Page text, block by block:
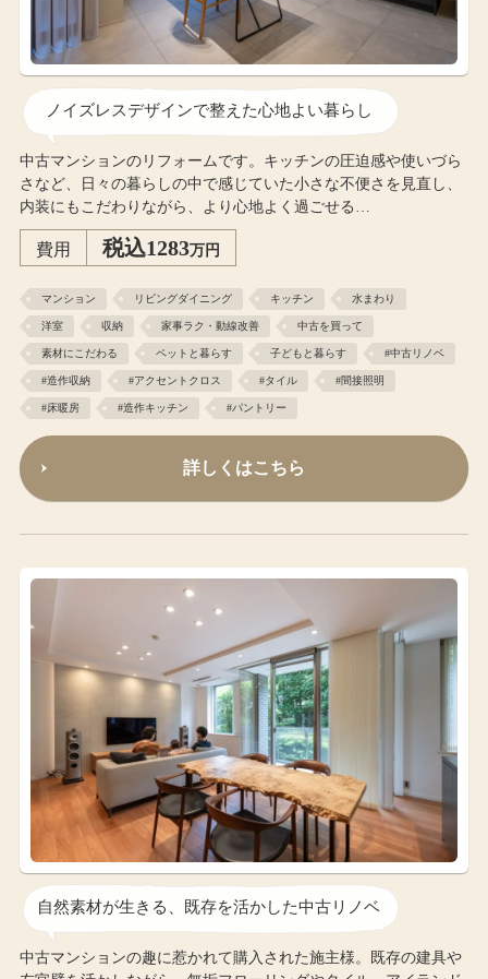
ノイズレスデザインで整えた心地よい暮らし
中古マンションのリフォームです。キッチンの圧迫感や使いづら
さなど、日々の暮らしの中で感じていた小さな不便さを見直し、
内装にもこだわりながら、より心地よく過ごせる…
費用 税込1283万円
マンション リビングダイニング キッチン 水まわり
洋室 収納 家事ラク・動線改善 中古を買って
素材にこだわる ペットと暮らす 子どもと暮らす #中古リノベ
#造作収納 #アクセントクロス #タイル #間接照明
#床暖房 #造作キッチン #パントリー
詳しくはこちら
自然素材が生きる、既存を活かした中古リノベ
中古マンションの趣に惹かれて購入された施主様。既存の建具や